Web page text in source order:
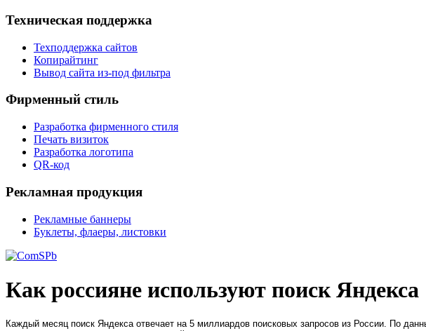
Техническая поддержка
Техподдержка сайтов
Копирайтинг
Вывод сайта из-под фильтра
Фирменный стиль
Разработка фирменного стиля
Печать визиток
Разработка логотипа
QR-код
Рекламная продукция
Рекламные баннеры
Буклеты, флаеры, листовки
Как россияне используют поиск Яндекса
Каждый месяц поиск Яндекса отвечает на 5 миллиардов поисковых запросов из России. По